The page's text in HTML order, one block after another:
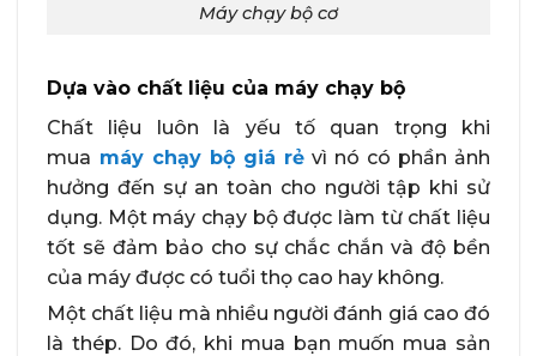
Máy chạy bộ cơ
Dựa vào chất liệu của máy chạy bộ
Chất liệu luôn là yếu tố quan trọng khi
mua máy chạy bộ giá rẻ vì nó có phần ảnh
hưởng đến sự an toàn cho người tập khi sử
dụng. Một máy chạy bộ được làm từ chất liệu
tốt sẽ đảm bảo cho sự chắc chắn và độ bền
của máy được có tuổi thọ cao hay không.
Một chất liệu mà nhiều người đánh giá cao đó
là thép. Do đó, khi mua bạn muốn mua sản